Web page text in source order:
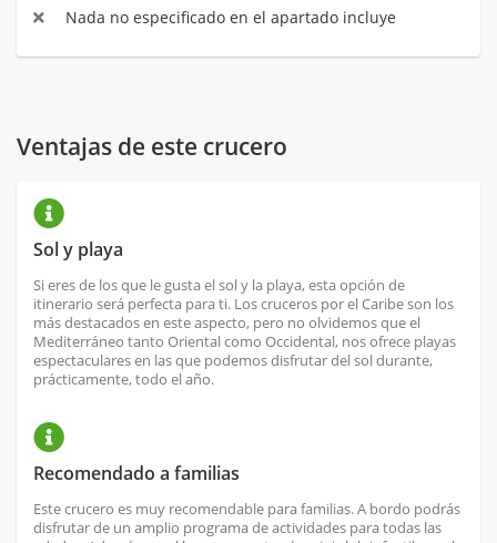
Nada no especificado en el apartado incluye
Ventajas de este crucero
Sol y playa
Si eres de los que le gusta el sol y la playa, esta opción de
itinerario será perfecta para ti. Los cruceros por el Caribe son los
más destacados en este aspecto, pero no olvidemos que el
Mediterráneo tanto Oriental como Occidental, nos ofrece playas
espectaculares en las que podemos disfrutar del sol durante,
prácticamente, todo el año.
Recomendado a familias
Este crucero es muy recomendable para familias. A bordo podrás
disfrutar de un amplio programa de actividades para todas las